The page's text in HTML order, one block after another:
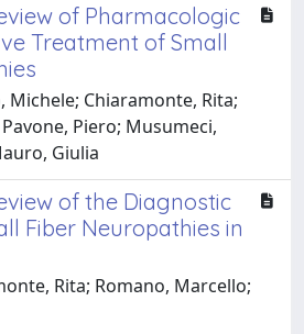
of Pharmacologic
Treatment of Small
Michele; Chiaramonte, Rita;
Piero; Musumeci,
Giulia
of the Diagnostic
Fiber Neuropathies in
Rita; Romano, Marcello;